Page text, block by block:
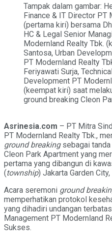
Tampak dalam gambar:
Finance & IT Director PT
(pertama kiri) bersama
HC & Legal Senior
Modernland Realty Tbk.
Santosa, Urban
PT Modernland Realty
Feriyawati Surja,
Development PT
(keempat kiri) saat
ground breaking Cleon
Asrinesia.com – PT Mitra
PT Modernland Realty Tbk.,
ground breakingsebagai tanda
Cleon Park Apartment yang
pertama yang dibangun di
(township) Jakarta Garden
Acara seremoni ground
memperhatikan protokol
yang dihadiri undangan
Management PT Modernland
Sukses.